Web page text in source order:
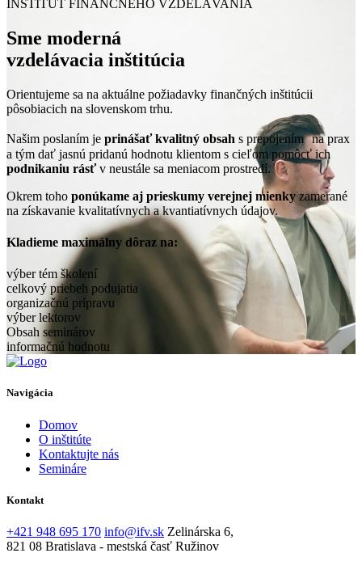
INŠTITÚT FINANČNÉHO VZDELÁVANIA
Sme moderná
vzdelávacia inštitúcia
Orientujeme sa na aktuálne požiadavky finančných inštitúcii
pôsobiacich na slovenskom trhu.
Našim poslaním je prinášať kvalitný obsah s prepojením na prax
a tým dať jasnú pridanú hodnotu klientom s cieľom pomôcť ich
podnikaniu rásťv neustále sa meniacom prostredí.
Okrem toho ponúkame aj prieskumy verejnej mienkyzamerané
na získavanie kvalitatívnych a kvantiatívnych údajov.
Kladieme maximálny dôraz na:
výber tém školení
celkový priebeh podujatia
organizačnú prípravu
výber lektorov
Obsah seminárov
informačnú hodnotu
Navigácia
Domov
O inštitúte
Kontaktujte nás
Semináre
Kontakt
+421 948 695 170 info@ifv.sk Zelinárska 6,
821 08 Bratislava - mestská časť Ružinov